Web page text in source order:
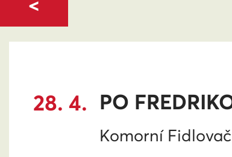
28. 4. PO
Komorní